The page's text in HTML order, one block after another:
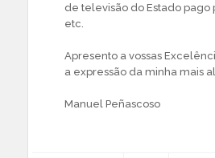
de televisão do Estado pago
etc.
Apresento a vossas
a expressão da minha mais
Manuel Peñascoso